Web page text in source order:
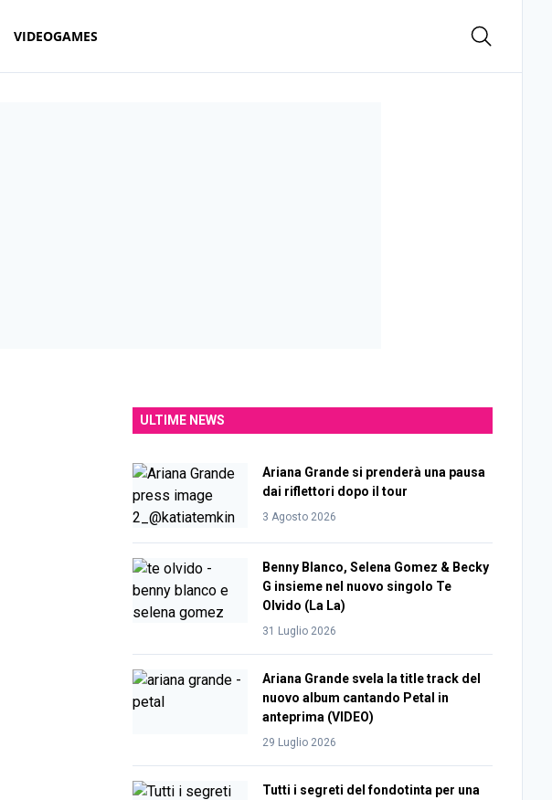
VIDEOGAMES
ULTIME NEWS
Ariana Grande si prenderà una pausa
dai riflettori dopo il tour
3 Agosto 2026
Benny Blanco, Selena Gomez & Becky
G insieme nel nuovo singolo Te
Olvido (La La)
31 Luglio 2026
Ariana Grande svela la title track del
nuovo album cantando Petal in
anteprima (VIDEO)
29 Luglio 2026
Tutti i segreti del fondotinta per una